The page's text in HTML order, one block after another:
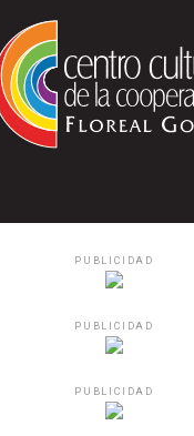
PUBLICIDAD
PUBLICIDAD
PUBLICIDAD